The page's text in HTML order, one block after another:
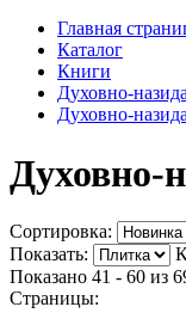
Главная
Каталог
Книги
Духовно-
Духовно-
Духовно-
Сортировка:
Показать:
Показано 41 - 60 из
Страницы: